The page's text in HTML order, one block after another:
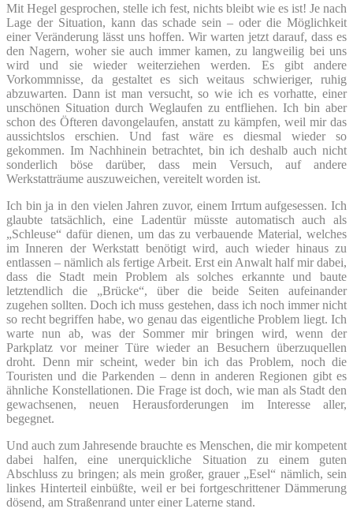
Mit Hegel gesprochen, stelle ich fest, nichts bleibt wie es ist! Je nach
Lage der Situation, kann das schade sein – oder die Möglichkeit
einer Veränderung lässt uns hoffen. Wir warten jetzt darauf, dass es
den Nagern, woher sie auch immer kamen, zu langweilig bei uns
wird und sie wieder weiterziehen werden. Es gibt andere
Vorkommnisse, da gestaltet es sich weitaus schwieriger, ruhig
abzuwarten. Dann ist man versucht, so wie ich es vorhatte, einer
unschönen Situation durch Weglaufen zu entfliehen. Ich bin aber
schon des Öfteren davongelaufen, anstatt zu kämpfen, weil mir das
aussichtslos erschien. Und fast wäre es diesmal wieder so
gekommen. Im Nachhinein betrachtet, bin ich deshalb auch nicht
sonderlich böse darüber, dass mein Versuch, auf andere
Werkstatträume auszuweichen, vereitelt worden ist.
Ich bin ja in den vielen Jahren zuvor, einem Irrtum aufgesessen. Ich
glaubte tatsächlich, eine Ladentür müsste automatisch auch als
„Schleuse“ dafür dienen, um das zu verbauende Material, welches
im Inneren der Werkstatt benötigt wird, auch wieder hinaus zu
entlassen – nämlich als fertige Arbeit. Erst ein Anwalt half mir dabei,
dass die Stadt mein Problem als solches erkannte und baute
letztendlich die „Brücke“, über die beide Seiten aufeinander
zugehen sollten. Doch ich muss gestehen, dass ich noch immer nicht
so recht begriffen habe, wo genau das eigentliche Problem liegt. Ich
warte nun ab, was der Sommer mir bringen wird, wenn der
Parkplatz vor meiner Türe wieder an Besuchern überzuquellen
droht. Denn mir scheint, weder bin ich das Problem, noch die
Touristen und die Parkenden – denn in anderen Regionen gibt es
ähnliche Konstellationen. Die Frage ist doch, wie man als Stadt den
gewachsenen, neuen Herausforderungen im Interesse aller,
begegnet.
Und auch zum Jahresende brauchte es Menschen, die mir kompetent
dabei halfen, eine unerquickliche Situation zu einem guten
Abschluss zu bringen; als mein großer, grauer „Esel“ nämlich, sein
linkes Hinterteil einbüßte, weil er bei fortgeschrittener Dämmerung
dösend, am Straßenrand unter einer Laterne stand.